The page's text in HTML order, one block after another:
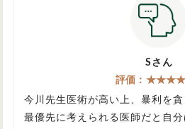
Sさん
評価：
今川先生医術が高い上、暴利を
最優先に考えられる医師だと自分